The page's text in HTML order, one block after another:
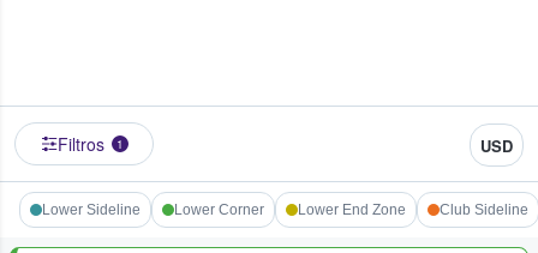
Filtros 1 USD
Lower Sideline Lower Corner Lower End Zone Club Sideline